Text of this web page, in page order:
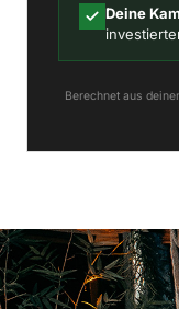
Deine
Berechnet aus